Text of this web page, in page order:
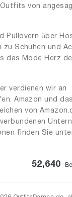
von
Pullovern über
zu Schuhen und
das Mode Herz
verdienen wir an
Amazon und
von
finden Sie
52,640